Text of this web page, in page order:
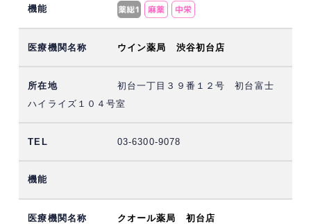
ウイン薬局 渋谷初台店
初台一丁目３９番１２号 初台富士
ハイライズ１０４号室
03-6300-9078
クオール薬局 初台店